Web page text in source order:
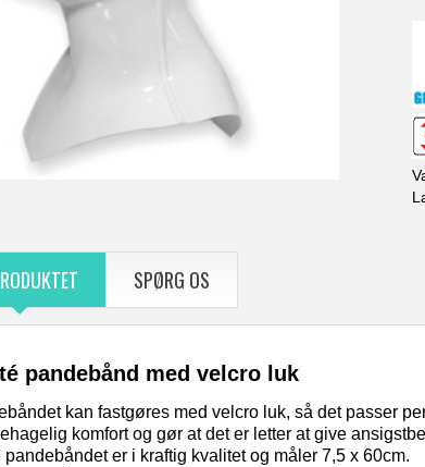
SPØRG OS
pandebånd med velcro luk
kan fastgøres med velcro luk, så det passer
komfort og gør at det er letter at give
pandebåndet er i kraftig kvalitet og måler 7,5 x 60cm.